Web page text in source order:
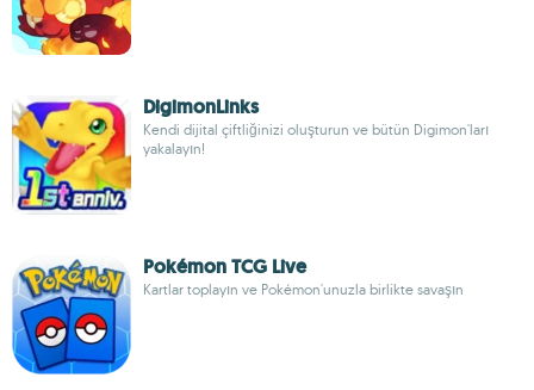
DigimonLinks
Kendi dijital çiftliğinizi oluşturun ve bütün Digimon'ları
yakalayın!
Pokémon TCG Live
Kartlar toplayın ve Pokémon'unuzla birlikte savaşın